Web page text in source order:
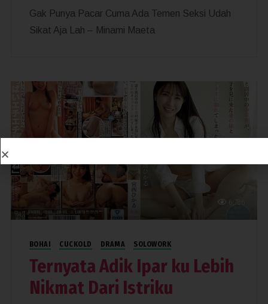
Gak Punya Pacar Cuma Ada Temen Seksi Udah
Sikat Aja Lah – Minami Maeta
BOHAI CUCKOLD DRAMA SOLOWORK
Ternyata Adik Ipar ku Lebih
Nikmat Dari Istriku